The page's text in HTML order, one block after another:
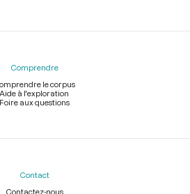
Comprendre
le corpus
Aide à l'exploration
Foire aux questions
Contact
Contactez-nous